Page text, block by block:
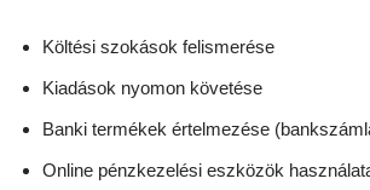
Költési szokások felismerése
Kiadások nyomon követése
Banki termékek értelmezése
Online pénzkezelési eszközök